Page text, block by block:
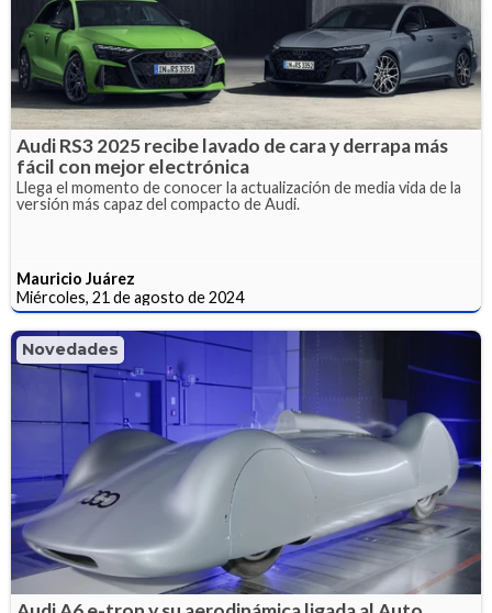
Audi RS3 2025 recibe lavado de cara y derrapa más
fácil con mejor electrónica
Llega el momento de conocer la actualización de media vida de la
versión más capaz del compacto de Audi.
Mauricio Juárez
Miércoles, 21 de agosto de 2024
Novedades